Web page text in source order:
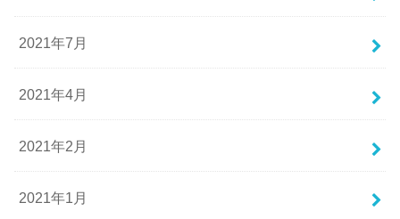
2021年7月
2021年4月
2021年2月
2021年1月